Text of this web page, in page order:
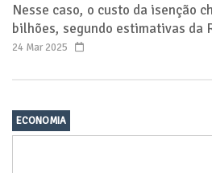
Nesse caso, o custo da isenção
bilhões, segundo estimativas da
24 Mar 2025
ECONOMIA